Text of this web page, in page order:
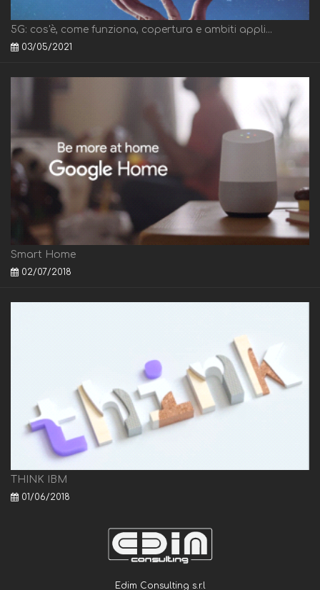
5G: cos'è, come funziona, copertura e ambiti appli...
03/05/2021
Smart Home
02/07/2018
THINK IBM
01/06/2018
Edim Consulting s.r.l